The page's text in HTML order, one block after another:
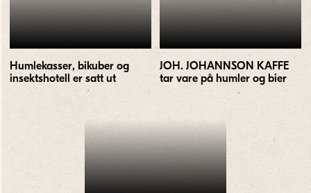
Humlekasser, bikuber og
insektshotell er satt ut
JOH. JOHANNSON KAFFE
tar vare på humler og bier